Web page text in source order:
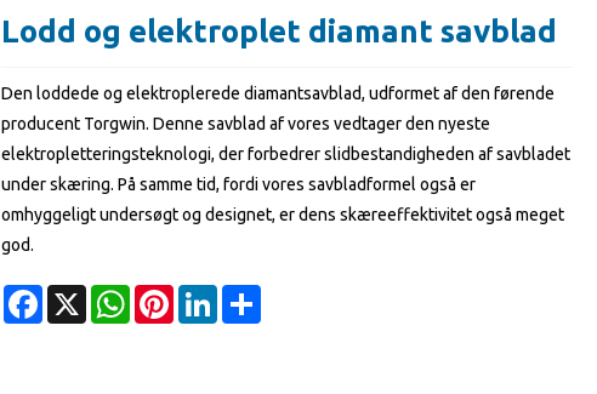
Lodd og elektroplet diamant savblad
Den loddede og elektroplerede diamantsavblad, udformet af den førende
producent Torgwin. Denne savblad af vores vedtager den nyeste
elektropletteringsteknologi, der forbedrer slidbestandigheden af ​​savbladet
under skæring. På samme tid, fordi vores savbladformel også er
omhyggeligt undersøgt og designet, er dens skæreeffektivitet også meget
god.
Facebook
X WhatsAppPinterestLinkedInShare